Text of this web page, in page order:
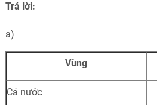
Trả lời:
a)
Vùng
Cả nước